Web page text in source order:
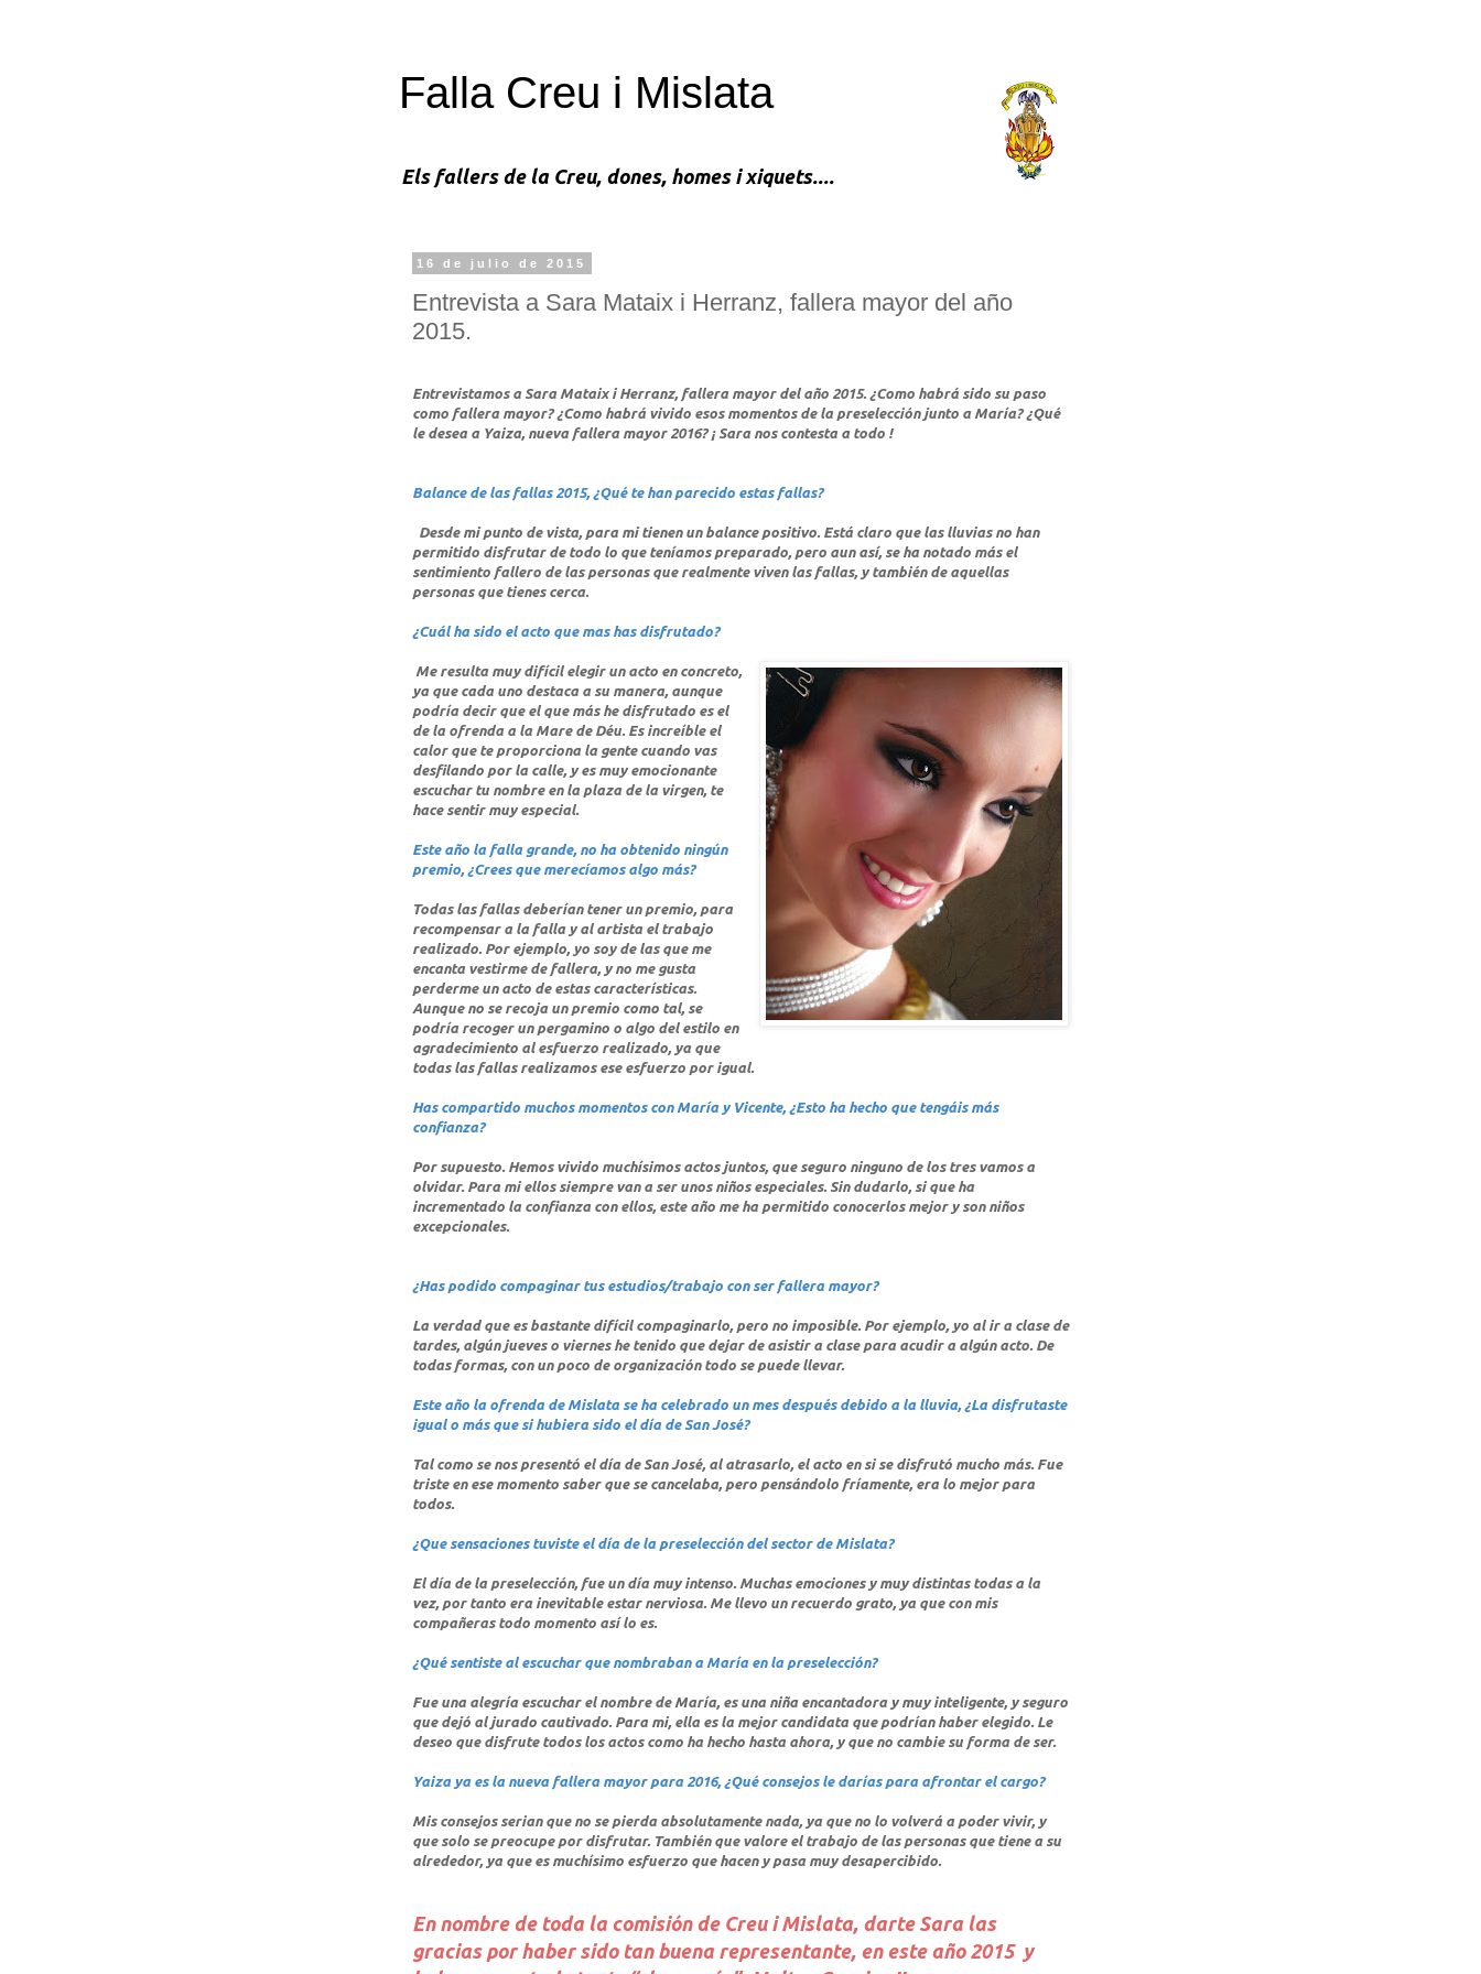
Falla Creu i Mislata
Els fallers de la Creu, dones, homes i xiquets....
16 de julio de 2015
Entrevista a Sara Mataix i Herranz, fallera mayor del año
2015.
Entrevistamos a Sara Mataix i Herranz, fallera mayor del año 2015. ¿Como habrá sido su paso
como fallera mayor? ¿Como habrá vivido esos momentos de la preselección junto a María? ¿Qué
le desea a Yaiza, nueva fallera mayor 2016? ¡ Sara nos contesta a todo !
Balance de las fallas 2015, ¿Qué te han parecido estas fallas?
Desde mi punto de vista, para mi tienen un balance positivo. Está claro que las lluvias no han
permitido disfrutar de todo lo que teníamos preparado, pero aun así, se ha notado más el
sentimiento fallero de las personas que realmente viven las fallas, y también de aquellas
personas que tienes cerca.
¿Cuál ha sido el acto que mas has disfrutado?
Me resulta muy difícil elegir un acto en concreto,
ya que cada uno destaca a su manera, aunque
podría decir que el que más he disfrutado es el
de la ofrenda a la Mare de Déu. Es increíble el
calor que te proporciona la gente cuando vas
desfilando por la calle, y es muy emocionante
escuchar tu nombre en la plaza de la virgen, te
hace sentir muy especial.
Este año la falla grande, no ha obtenido ningún
premio, ¿Crees que merecíamos algo más?
Todas las fallas deberían tener un premio, para
recompensar a la falla y al artista el trabajo
realizado. Por ejemplo, yo soy de las que me
encanta vestirme de fallera, y no me gusta
perderme un acto de estas características.
Aunque no se recoja un premio como tal, se
podría recoger un pergamino o algo del estilo en
agradecimiento al esfuerzo realizado, ya que
todas las fallas realizamos ese esfuerzo por igual.
Has compartido muchos momentos con María y Vicente, ¿Esto ha hecho que tengáis más
confianza?
Por supuesto. Hemos vivido muchísimos actos juntos, que seguro ninguno de los tres vamos a
olvidar. Para mi ellos siempre van a ser unos niños especiales. Sin dudarlo, si que ha
incrementado la confianza con ellos, este año me ha permitido conocerlos mejor y son niños
excepcionales.
¿Has podido compaginar tus estudios/trabajo con ser fallera mayor?
La verdad que es bastante difícil compaginarlo, pero no imposible. Por ejemplo, yo al ir a clase de
tardes, algún jueves o viernes he tenido que dejar de asistir a clase para acudir a algún acto. De
todas formas, con un poco de organización todo se puede llevar.
Este año la ofrenda de Mislata se ha celebrado un mes después debido a la lluvia, ¿La disfrutaste
igual o más que si hubiera sido el día de San José?
Tal como se nos presentó el día de San José, al atrasarlo, el acto en si se disfrutó mucho más. Fue
triste en ese momento saber que se cancelaba, pero pensándolo fríamente, era lo mejor para
todos.
¿Que sensaciones tuviste el día de la preselección del sector de Mislata?
El día de la preselección, fue un día muy intenso. Muchas emociones y muy distintas todas a la
vez, por tanto era inevitable estar nerviosa. Me llevo un recuerdo grato, ya que con mis
compañeras todo momento así lo es.
¿Qué sentiste al escuchar que nombraban a María en la preselección?
Fue una alegría escuchar el nombre de María, es una niña encantadora y muy inteligente, y seguro
que dejó al jurado cautivado. Para mi, ella es la mejor candidata que podrían haber elegido. Le
deseo que disfrute todos los actos como ha hecho hasta ahora, y que no cambie su forma de ser.
Yaiza ya es la nueva fallera mayor para 2016, ¿Qué consejos le darías para afrontar el cargo?
Mis consejos serian que no se pierda absolutamente nada, ya que no lo volverá a poder vivir, y
que solo se preocupe por disfrutar. También que valore el trabajo de las personas que tiene a su
alrededor, ya que es muchísimo esfuerzo que hacen y pasa muy desapercibido.
En nombre de toda la comisión de Creu i Mislata, darte Sara las
gracias por haber sido tan buena representante, en este año 2015 y